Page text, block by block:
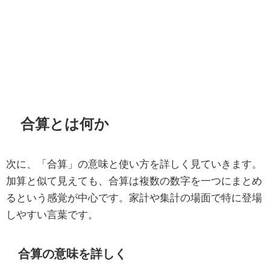
合算とは何か
次に、「合算」の意味と使い方を詳しく見ていきます。
加算と似て見えても、合算は複数の数字を一つにまとめ
るという感覚が中心です。家計や集計の場面で特に登場
しやすい言葉です。
合算の意味を詳しく